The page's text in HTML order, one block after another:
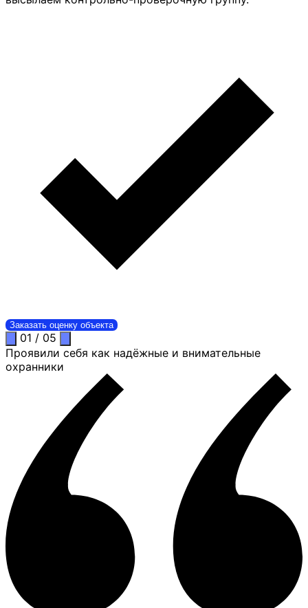
Заказать оценку объекта
01 / 05
Проявили себя как надёжные и внимательные
охранники